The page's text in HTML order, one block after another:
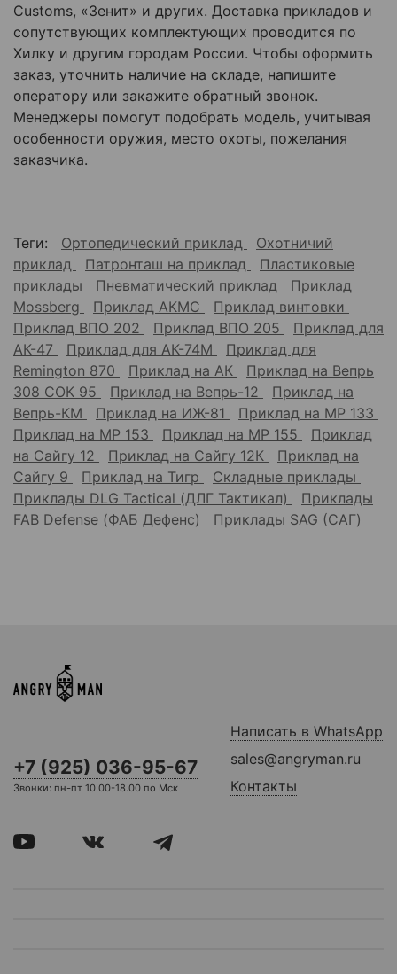
Customs, «Зенит» и других. Доставка прикладов и
сопутствующих комплектующих проводится по
Хилку и другим городам России. Чтобы оформить
заказ, уточнить наличие на складе, напишите
оператору или закажите обратный звонок.
Менеджеры помогут подобрать модель, учитывая
особенности оружия, место охоты, пожелания
заказчика.
Теги: Ортопедический приклад
Охотничий
приклад
Патронташ на приклад
Пластиковые
приклады
Пневматический приклад
Приклад
Mossberg
Приклад АКМС
Приклад винтовки
Приклад ВПО 202
Приклад ВПО 205
Приклад для
АК-47
Приклад для АК-74М
Приклад для
Remington 870
Приклад на АК
Приклад на Вепрь
308 СОК 95
Приклад на Вепрь-12
Приклад на
Вепрь-КМ
Приклад на ИЖ-81
Приклад на МР 133
Приклад на МР 153
Приклад на МР 155
Приклад
на Сайгу 12
Приклад на Сайгу 12К
Приклад на
Сайгу 9
Приклад на Тигр
Складные приклады
Приклады DLG Tactical (ДЛГ Тактикал)
Приклады
FAB Defense (ФАБ Дефенс)
Приклады SAG (САГ)
+7 (925) 036-95-67
Звонки: пн-пт 10.00-18.00 по Мск
Написать в WhatsApp
sales@angryman.ru
Контакты